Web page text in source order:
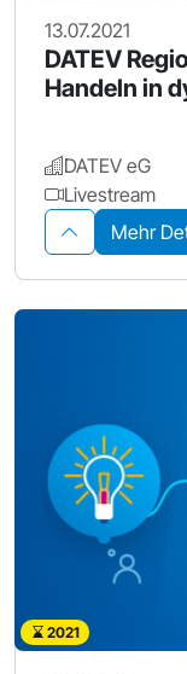
13.07.2021
DATEV
Handeln in
DATEV eG
Livestream
Mehr
2021